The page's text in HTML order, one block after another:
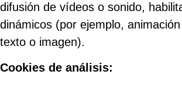
difusión de vídeos o sonido,
dinámicos (por ejemplo,
texto o imagen).
Cookies de análisis: